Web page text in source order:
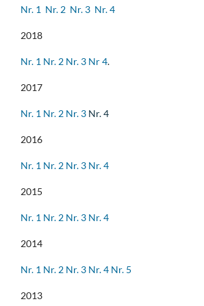
Nr. 1 Nr. 2 Nr. 3 Nr. 4
2018
Nr. 1 Nr. 2 Nr. 3 Nr 4.
2017
Nr. 1 Nr. 2 Nr. 3 Nr. 4
2016
Nr. 1 Nr. 2 Nr. 3 Nr. 4
2015
Nr. 1 Nr. 2 Nr. 3 Nr. 4
2014
Nr. 1 Nr. 2 Nr. 3 Nr. 4 Nr. 5
2013